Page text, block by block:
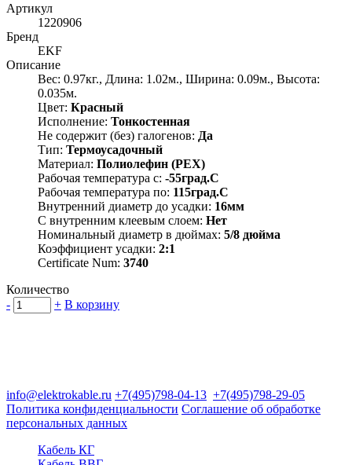
Артикул
1220906
Бренд
EKF
Описание
Вес: 0.97кг., Длина: 1.02м., Ширина: 0.09м., Высота:
0.035м.
Цвет: Красный
Исполнение: Тонкостенная
Не содержит (без) галогенов: Да
Тип: Термоусадочный
Материал: Полиолефин (PEX)
Рабочая температура с: -55град.C
Рабочая температура по: 115град.C
Внутренний диаметр до усадки: 16мм
С внутренним клеевым слоем: Нет
Номинальный диаметр в дюймах: 5/8 дюйма
Коэффициент усадки: 2:1
Certificate Num: 3740
Количество
-
+ В корзину
info@elektrokable.ru +7(495)798-04-13 +7(495)798-29-05
Политика конфиденциальности Соглашение об обработке
персональных данных
Кабель КГ